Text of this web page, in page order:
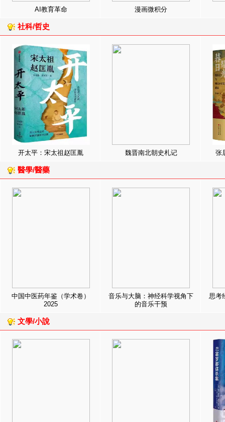
AI教育革命 漫画微积分
社科/哲史
开太平：宋太祖赵匡胤 魏晋南北朝史札记 张
醫學/醫藥
中国中医药年鉴（学术卷）
2025
音乐与大脑：神经科学视角下
的音乐干预
思考
文學/小說